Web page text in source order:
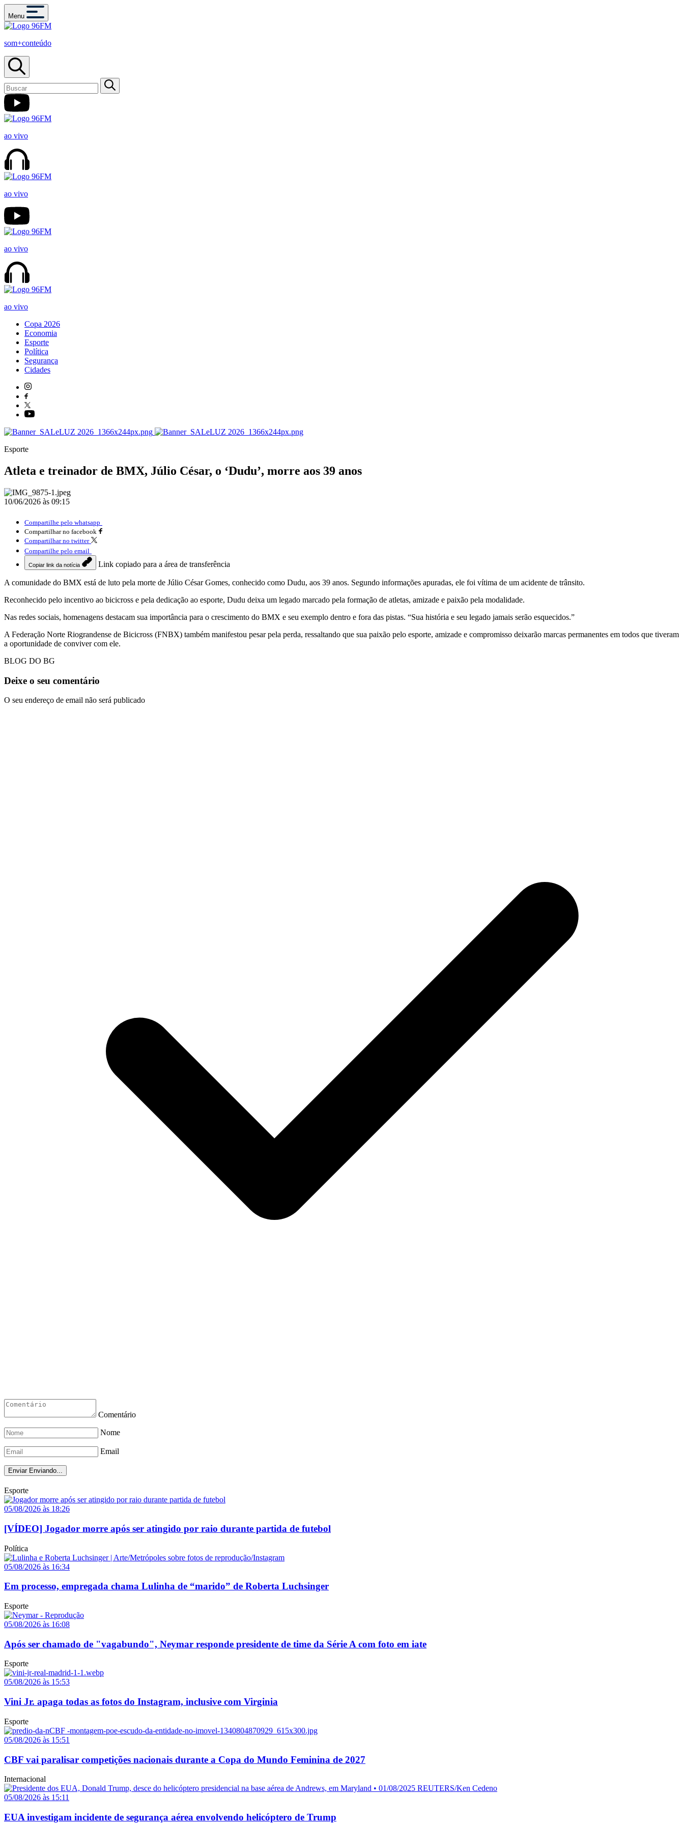
Menu
som+conteúdo
ao vivo
ao vivo
ao vivo
ao vivo
Copa 2026
Economia
Esporte
Política
Segurança
Cidades
Esporte
Atleta e treinador de BMX, Júlio César, o ‘Dudu’, morre aos 39 anos
10/06/2026 às 09:15
Compartilhe pelo whatsapp
Compartilhar no facebook
Compartilhar no twitter
Compartilhe pelo email
Copiar link da notícia Link copiado para a área de transferência
A comunidade do BMX está de luto pela morte de Júlio César Gomes, conhecido como Dudu, aos 39 anos. Segundo informações apuradas, ele foi vítima de um acidente de trânsito.
Reconhecido pelo incentivo ao bicicross e pela dedicação ao esporte, Dudu deixa um legado marcado pela formação de atletas, amizade e paixão pela modalidade.
Nas redes sociais, homenagens destacam sua importância para o crescimento do BMX e seu exemplo dentro e fora das pistas. “Sua história e seu legado jamais serão esquecidos.”
A Federação Norte Riograndense de Bicicross (FNBX) também manifestou pesar pela perda, ressaltando que sua paixão pelo esporte, amizade e compromisso deixarão marcas permanentes em todos que tiveram
a oportunidade de conviver com ele.
BLOG DO BG
Deixe o seu comentário
O seu endereço de email não será publicado
Comentário
Nome
Email
Enviar Enviando...
Esporte
05/08/2026 às 18:26
[VÍDEO] Jogador morre após ser atingido por raio durante partida de futebol
Política
05/08/2026 às 16:34
Em processo, empregada chama Lulinha de “marido” de Roberta Luchsinger
Esporte
05/08/2026 às 16:08
Após ser chamado de "vagabundo", Neymar responde presidente de time da Série A com foto em iate
Esporte
05/08/2026 às 15:53
Vini Jr. apaga todas as fotos do Instagram, inclusive com Virginia
Esporte
05/08/2026 às 15:51
CBF vai paralisar competições nacionais durante a Copa do Mundo Feminina de 2027
Internacional
05/08/2026 às 15:11
EUA investigam incidente de segurança aérea envolvendo helicóptero de Trump